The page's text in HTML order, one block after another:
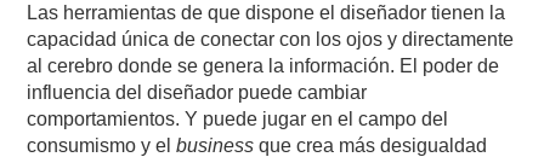
Las herramientas de que dispone el diseñador tienen la
capacidad única de conectar con los ojos y directamente
al cerebro donde se genera la información. El poder de
influencia del diseñador puede cambiar
comportamientos. Y puede jugar en el campo del
consumismo y elbusiness que crea más desigualdad